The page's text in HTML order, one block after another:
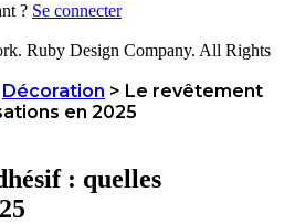
? Se connecter
Ruby Design Company. All Rights
Décoration > Le revêtement
en 2025
: quelles